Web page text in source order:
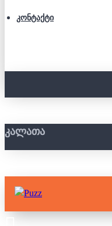
ᲙᲝᲜᲢᲐᲥᲢᲘ
ᲙᲐᲚᲐᲗᲐ